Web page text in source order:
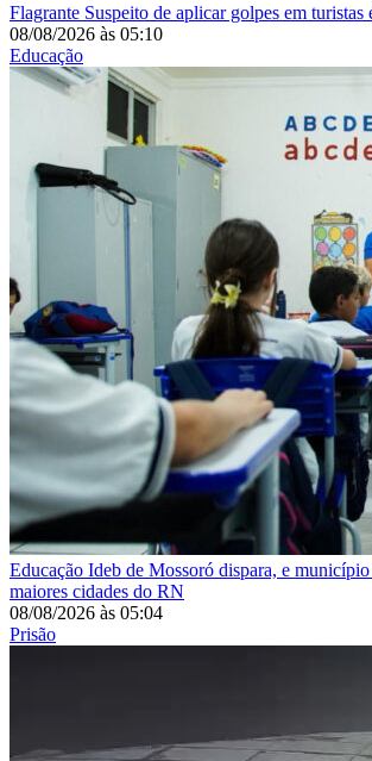
Flagrante Suspeito de aplicar golpes em turistas
08/08/2026 às 05:10
Educação
Educação Ideb de Mossoró dispara, e
maiores cidades do RN
08/08/2026 às 05:04
Prisão